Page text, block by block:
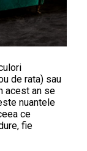
de rata) sau
acest an se
nuantele 
ce
fie